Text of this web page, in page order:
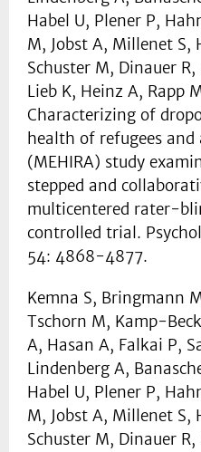
Habel U, Plener P,
M, Jobst A, Millenet S,
Schuster M, Dinauer
Lieb K, Heinz A, Rapp
Characterizing of
health of refugees and
(MEHIRA) study
stepped and
multicentered rater-
controlled trial.
54: 4868-4877.
Kemna S, Bringmann
Tschorn M, Kamp-
A, Hasan A, Falkai P,
Lindenberg A,
Habel U, Plener P,
M, Jobst A, Millenet S,
Schuster M, Dinauer